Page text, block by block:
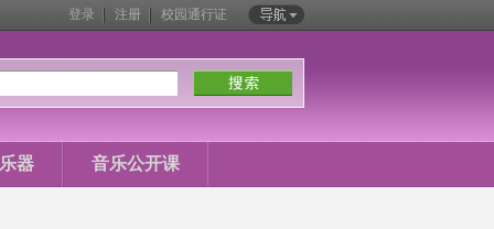
登录 注册 校园通行证
器 音乐公开课